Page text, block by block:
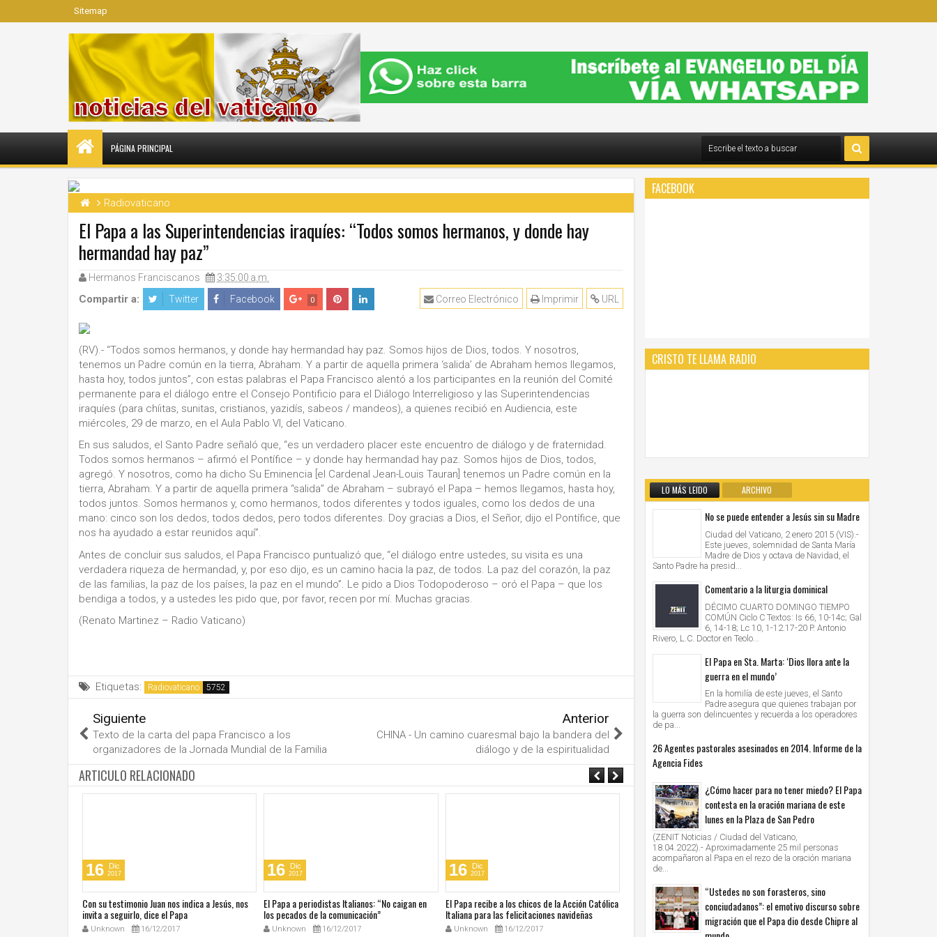
Sitemap
PÁGINA PRINCIPAL
Radiovaticano
El Papa a las Superintendencias iraquíes: “Todos somos hermanos, y donde hay
hermandad hay paz”
Hermanos Franciscanos 3:35:00 a.m.
Compartir a: Twitter Facebook 0 URL
Imprimir
Correo Electrónico
(RV).- “Todos somos hermanos, y donde hay hermandad hay paz. Somos hijos de Dios, todos. Y nosotros,
tenemos un Padre común en la tierra, Abraham. Y a partir de aquella primera ‘salida’ de Abraham hemos llegamos,
hasta hoy, todos juntos”, con estas palabras el Papa Francisco alentó a los participantes en la reunión del Comité
permanente para el diálogo entre el Consejo Pontificio para el Diálogo Interreligioso y las Superintendencias
iraquíes (para chíitas, sunitas, cristianos, yazidís, sabeos / mandeos), a quienes recibió en Audiencia, este
miércoles, 29 de marzo, en el Aula Pablo VI, del Vaticano.
En sus saludos, el Santo Padre señaló que, “es un verdadero placer este encuentro de diálogo y de fraternidad.
Todos somos hermanos – afirmó el Pontífice – y donde hay hermandad hay paz. Somos hijos de Dios, todos,
agregó. Y nosotros, como ha dicho Su Eminencia [el Cardenal Jean-Louis Tauran] tenemos un Padre común en la
tierra, Abraham. Y a partir de aquella primera “salida” de Abraham – subrayó el Papa – hemos llegamos, hasta hoy,
todos juntos. Somos hermanos y, como hermanos, todos diferentes y todos iguales, como los dedos de una
mano: cinco son los dedos, todos dedos, pero todos diferentes. Doy gracias a Dios, el Señor, dijo el Pontífice, que
nos ha ayudado a estar reunidos aquí”.
Antes de concluir sus saludos, el Papa Francisco puntualizó que, “el diálogo entre ustedes, su visita es una
verdadera riqueza de hermandad, y, por eso dijo, es un camino hacia la paz, de todos. La paz del corazón, la paz
de las familias, la paz de los países, la paz en el mundo”. Le pido a Dios Todopoderoso – oró el Papa – que los
bendiga a todos, y a ustedes les pido que, por favor, recen por mí. Muchas gracias.
(Renato Martinez – Radio Vaticano)
Etiquetas: Radiovaticano
Siguiente
Texto de la carta del papa Francisco a los
organizadores de la Jornada Mundial de la Familia
Anterior
CHINA - Un camino cuaresmal bajo la bandera del
diálogo y de la espiritualidad
ARTICULO RELACIONADO
16 Dic
2017
Con su testimonio Juan nos indica a Jesús, nos
invita a seguirlo, dice el Papa
Unknown 16/12/2017
16 Dic
2017
El Papa a periodistas Italianos: “No caigan en
los pecados de la comunicación”
Unknown 16/12/2017
16 Dic
2017
El Papa recibe a los chicos de la Acción Católica
Italiana para las felicitaciones navideñas
Unknown 16/12/2017
Dic
2017
El Papa recibió en audiencia al Presidente de
Bolivia, Evo Morales
Unknown 15/12/2017
El encuentro dominical con el
fuerza de vivir, expresó el Papa en
sobre la Eucaristía
Unknown
FACEBOOK
CRISTO TE LLAMA RADIO
LO MÁS LEIDO ARCHIVO
No se puede entender a Jesús sin su Madre
Ciudad del Vaticano, 2 enero 2015 (VIS).-
Este jueves, solemnidad de Santa María
Madre de Dios y octava de Navidad, el
Santo Padre ha presid...
Comentario a la liturgia dominical
DÉCIMO CUARTO DOMINGO TIEMPO
COMÚN Ciclo C Textos: Is 66, 10-14c; Gal
6, 14-18; Lc 10, 1-12.17-20 P. Antonio
Rivero, L.C. Doctor en Teolo...
El Papa en Sta. Marta: ‘Dios llora ante la
guerra en el mundo’
En la homilía de este jueves, el Santo
Padre asegura que quienes trabajan por
la guerra son delincuentes y recuerda a los operadores
de pa...
26 Agentes pastorales asesinados en 2014. Informe de la
Agencia Fides
¿Cómo hacer para no tener miedo? El Papa
contesta en la oración mariana de este
lunes en la Plaza de San Pedro
(ZENIT Noticias / Ciudad del Vaticano,
18.04.2022).- Aproximadamente 25 mil personas
acompañaron al Papa en el rezo de la oración mariana
de...
“Ustedes no son forasteros, sino
conciudadanos”: el emotivo discurso sobre
migración que el Papa dio desde Chipre al